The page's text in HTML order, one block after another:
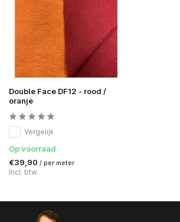
Double Face DF12 - rood /
oranje
Vergelijk
Op voorraad
€39,90 / per meter
Incl. btw